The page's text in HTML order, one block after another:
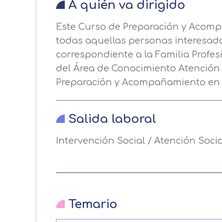
A quién va dirigido
Este Curso de Preparación y
todas aquellas personas
correspondiente a la Familia
del Área de Conocimiento
Preparación y Acompañamiento
Salida laboral
Intervención Social / Atención
Temario
Después de aceptar, no